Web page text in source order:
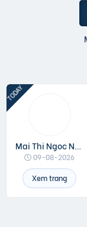
Mai Thi Ngoc Ngan
09-08-2026
Xem trang